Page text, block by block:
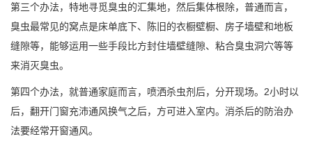
第三个办法，特地寻觅臭虫的汇集地，然后集体根除，普通而言，
臭虫最常见的窝点是床单底下、陈旧的衣橱壁橱、房子墙壁和地板
缝隙等，能够运用一些手段比方封住墙壁缝隙、粘合臭虫洞穴等等
来消灭臭虫。
第四个办法，就普通家庭而言，喷洒杀虫剂后，分开现场。2小时以
后，翻开门窗充沛通风换气之后，方可进入室内。消杀后的防治办
法要经常开窗通风。